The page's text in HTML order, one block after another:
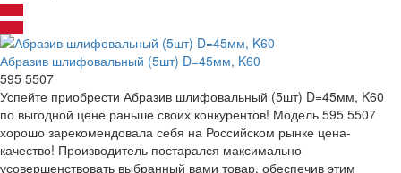
Абразив шлифовальный (5шт) D=45мм, K60
595 5507
Успейте приобрести Абразив шлифовальный (5шт) D=45мм, K60
по выгодной цене раньше своих конкурентов! Модель 595 5507
хорошо зарекомендовала себя на Российском рынке цена-
качество! Производитель постарался максимально
усовершенствовать выбранный вами товар, обеспечив этим